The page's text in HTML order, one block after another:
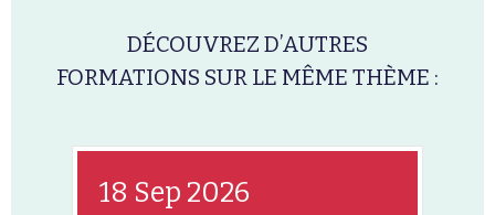
DÉCOUVREZ D’AUTRES
FORMATIONS SUR LE MÊME THÈME :
18 Sep 2026